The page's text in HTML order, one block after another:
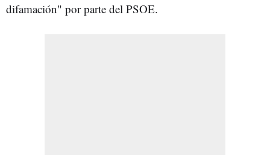
difamación" por parte del PSOE.